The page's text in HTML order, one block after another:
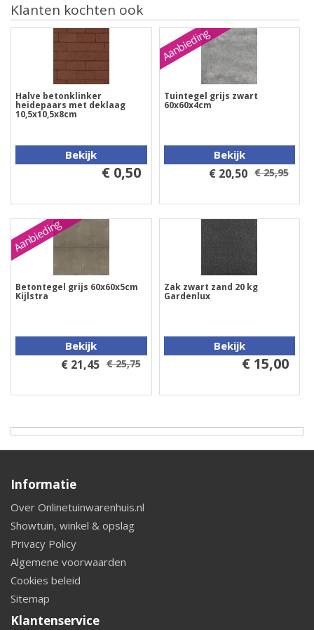
Klanten kochten ook
Halve betonklinker
heidepaars met deklaag
10,5x10,5x8cm
Bekijk
€ 0,50
Aanbieding
Tuintegel grijs zwart
60x60x4cm
Bekijk
€ 20,50 € 25,95
Aanbieding
Betontegel grijs 60x60x5cm
Kijlstra
Bekijk
€ 21,45 € 25,75
Zak zwart zand 20 kg
Gardenlux
Bekijk
€ 15,00
Informatie
Over Onlinetuinwarenhuis.nl
Showtuin, winkel & opslag
Privacy Policy
Algemene voorwaarden
Cookies beleid
Sitemap
Klantenservice